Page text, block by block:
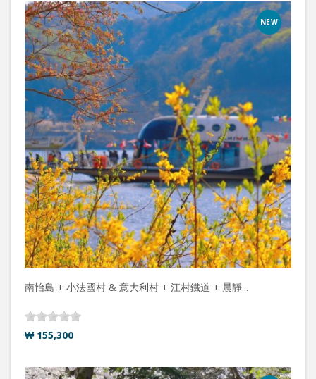
NEW
南怡島 + 小法國村 & 意大利村 + 江村鐵道 + 晨靜...
₩ 155,300